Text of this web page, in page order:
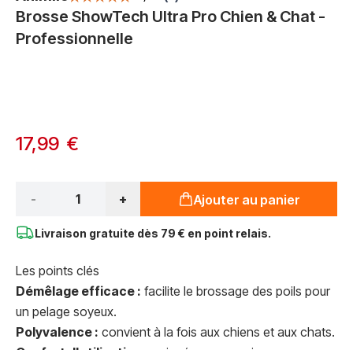
Brosse ShowTech Ultra Pro Chien & Chat -
Professionnelle
À partir de:
17,99 €
- + Ajouter au panier
Livraison gratuite dès 79 € en point relais.
Les points clés
Démêlage efficace : facilite le brossage des poils pour
un pelage soyeux.
Polyvalence : convient à la fois aux chiens et aux chats.